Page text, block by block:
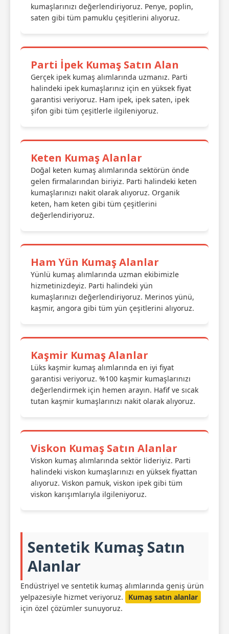
kumaşlarınızı değerlendiriyoruz. Penye, poplin,
saten gibi tüm pamuklu çeşitlerini alıyoruz.
Parti İpek Kumaş Satın Alan
Gerçek ipek kumaş alımlarında uzmanız. Parti
halindeki ipek kumaşlarınız için en yüksek fiyat
garantisi veriyoruz. Ham ipek, ipek saten, ipek
şifon gibi tüm çeşitlerle ilgileniyoruz.
Keten Kumaş Alanlar
Doğal keten kumaş alımlarında sektörün önde
gelen firmalarından biriyiz. Parti halindeki keten
kumaşlarınızı nakit olarak alıyoruz. Organik
keten, ham keten gibi tüm çeşitlerini
değerlendiriyoruz.
Ham Yün Kumaş Alanlar
Yünlü kumaş alımlarında uzman ekibimizle
hizmetinizdeyiz. Parti halindeki yün
kumaşlarınızı değerlendiriyoruz. Merinos yünü,
kaşmir, angora gibi tüm yün çeşitlerini alıyoruz.
Kaşmir Kumaş Alanlar
Lüks kaşmir kumaş alımlarında en iyi fiyat
garantisi veriyoruz. %100 kaşmir kumaşlarınızı
değerlendirmek için hemen arayın. Hafif ve sıcak
tutan kaşmir kumaşlarınızı nakit olarak alıyoruz.
Viskon Kumaş Satın Alanlar
Viskon kumaş alımlarında sektör lideriyiz. Parti
halindeki viskon kumaşlarınızı en yüksek fiyattan
alıyoruz. Viskon pamuk, viskon ipek gibi tüm
viskon karışımlarıyla ilgileniyoruz.
Sentetik Kumaş Satın
Alanlar
Endüstriyel ve sentetik kumaş alımlarında geniş ürün
yelpazesiyle hizmet veriyoruz.
Kumaş satın alanlar
için özel çözümler sunuyoruz.